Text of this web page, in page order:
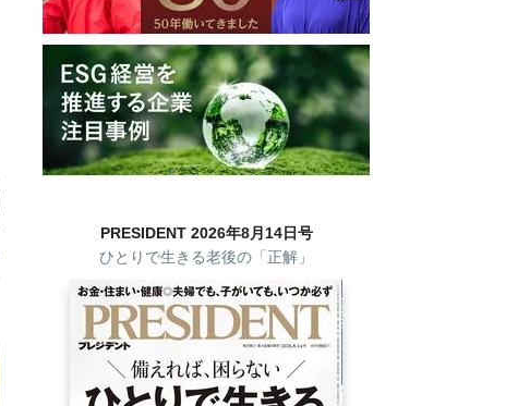
PRESIDENT 2026年8月14日号
ひとりで生きる老後の「正解」